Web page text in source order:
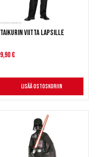
Taikurin viitta lapsille
9,90 €
Lisää ostoskoriin